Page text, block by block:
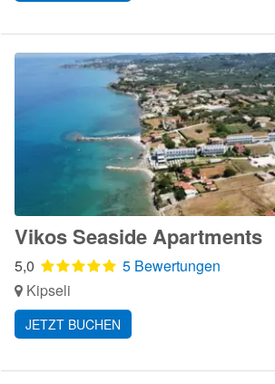
Vikos Seaside Apartments
5,0
5 Bewertungen
Kipseli
JETZT BUCHEN